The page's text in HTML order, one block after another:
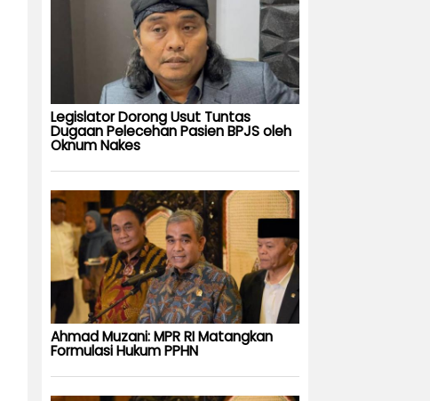
Legislator Dorong Usut Tuntas
Dugaan Pelecehan Pasien BPJS oleh
Oknum Nakes
Ahmad Muzani: MPR RI Matangkan
Formulasi Hukum PPHN